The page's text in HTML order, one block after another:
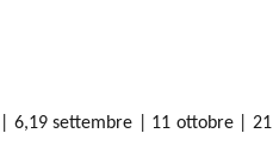
6,19 settembre | 11 ottobre | 21